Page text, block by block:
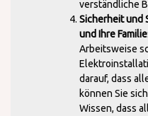
verständliche
Sicherheit und
und Ihre Familie
Arbeitsweise
darauf, dass
können Sie
Wissen, dass